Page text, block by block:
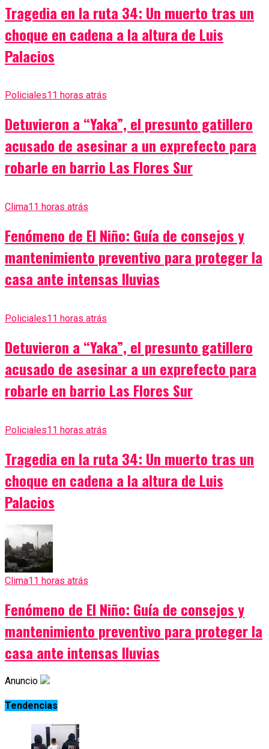
Tragedia en la ruta 34: Un muerto tras un
choque en cadena a la altura de Luis
Palacios
Policiales11 horas atrás
Detuvieron a “Yaka”, el presunto gatillero
acusado de asesinar a un exprefecto para
robarle en barrio Las Flores Sur
Clima11 horas atrás
Fenómeno de El Niño: Guía de consejos y
mantenimiento preventivo para proteger la
casa ante intensas lluvias
Policiales11 horas atrás
Detuvieron a “Yaka”, el presunto gatillero
acusado de asesinar a un exprefecto para
robarle en barrio Las Flores Sur
Policiales11 horas atrás
Tragedia en la ruta 34: Un muerto tras un
choque en cadena a la altura de Luis
Palacios
Clima11 horas atrás
Fenómeno de El Niño: Guía de consejos y
mantenimiento preventivo para proteger la
casa ante intensas lluvias
Anuncio
Tendencias